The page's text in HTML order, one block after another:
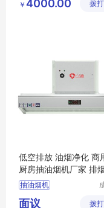
￥ 4000.00 拨
低空排放 油烟净化 商
厨房抽油烟机厂家 排
抽油烟机
面议 拨